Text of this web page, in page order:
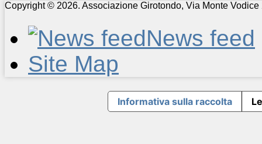
Copyright © 2026. Associazione Girotondo, Via Monte Vodice
News feed
Site Map
Informativa sulla raccolta